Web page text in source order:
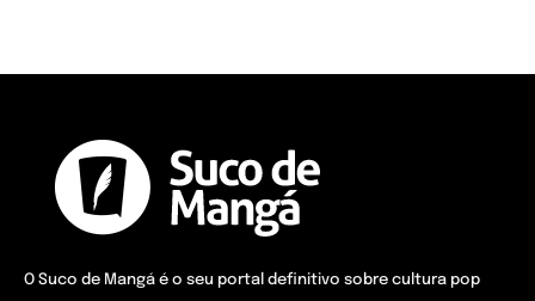
O Suco de Mangá é o seu portal definitivo sobre cultura pop